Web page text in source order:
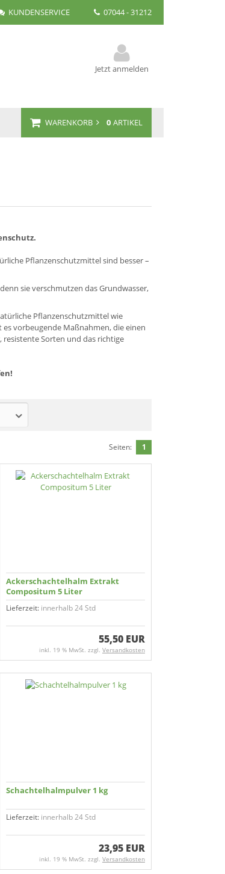
07044 - 31212
KUNDENSERVICE
Jetzt anmelden
WARENKORB 0 ARTIKEL
Pflanzenschutzmittel sind besser –
sie verschmutzen das Grundwasser,
Pflanzenschutzmittel wie
vorbeugende Maßnahmen, die einen
Sorten und das richtige
Seiten: 1
Ackerschachtelhalm Extrakt
Compositum 5 Liter
Lieferzeit: innerhalb 24 Std
55,50 EUR
inkl. 19 % MwSt. zzgl. Versandkosten
Schachtelhalm­pulver 1 kg
Lieferzeit: innerhalb 24 Std
23,95 EUR
inkl. 19 % MwSt. zzgl. Versandkosten